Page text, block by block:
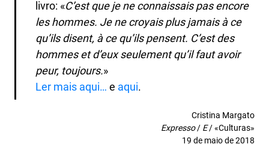
livro: «C’est que je ne connaissais pas encore
les hommes. Je ne croyais plus jamais à ce
qu’ils disent, à ce qu’ils pensent. C’est des
hommes et d’eux seulement qu’il faut avoir
peur, toujours.»
Ler mais aqui… e aqui.
Cristina Margato
Expresso/ E/ «Culturas»
19 de maio de 2018